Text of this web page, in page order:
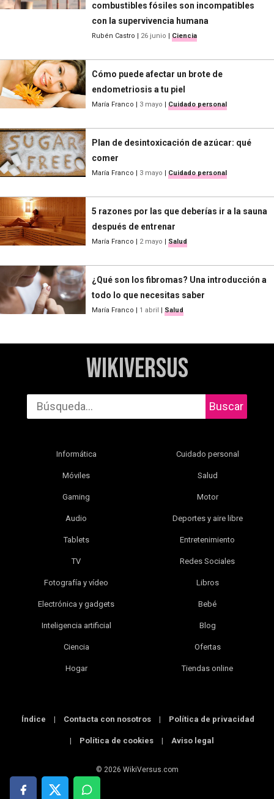
combustibles fósiles son incompatibles
con la supervivencia humana
Rubén Castro 26 junio Ciencia
Cómo puede afectar un brote de
endometriosis a tu piel
María Franco 3 mayo Cuidado personal
Plan de desintoxicación de azúcar: qué
comer
María Franco 3 mayo Cuidado personal
5 razones por las que deberías ir a la sauna
después de entrenar
María Franco 2 mayo Salud
¿Qué son los fibromas? Una introducción a
todo lo que necesitas saber
María Franco 1 abril Salud
WikiVersus
Buscar
Informática
Móviles
Gaming
Audio
Tablets
TV
Fotografía y vídeo
Electrónica y gadgets
Inteligencia artificial
Ciencia
Hogar
Cuidado personal
Salud
Motor
Deportes y aire libre
Entretenimiento
Redes Sociales
Libros
Bebé
Blog
Ofertas
Tiendas online
Índice | Contacta con nosotros | Política de privacidad
| Política de cookies | Aviso legal
© 2026 WikiVersus.com